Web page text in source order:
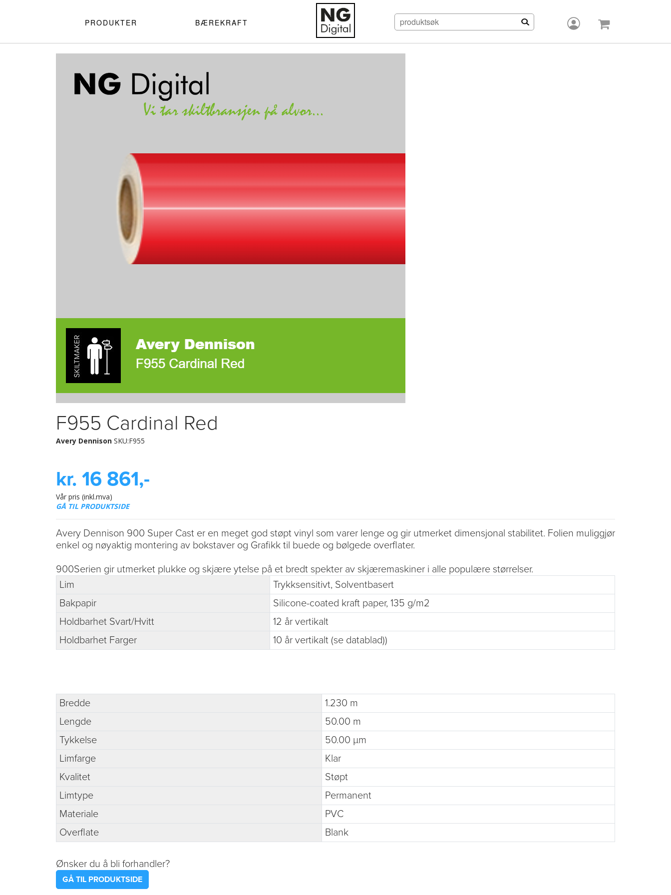
PRODUKTER BÆREKRAFT
F955 Cardinal Red
Avery Dennison SKU:F955
kr. 16 861,-
Vår pris (inkl.mva)
GÅ TIL PRODUKTSIDE
Avery Dennison 900 Super Cast er en meget god støpt vinyl som varer lenge og gir utmerket dimensjonal stabilitet. Folien muliggjør
enkel og nøyaktig montering av bokstaver og Grafikk til buede og bølgede overflater.
900Serien gir utmerket plukke og skjære ytelse på et bredt spekter av skjæremaskiner i alle populære størrelser.
Lim
Trykksensitivt, Solventbasert
Bakpapir
Silicone-coated kraft paper, 135 g/m2
Holdbarhet Svart/Hvitt
12 år vertikalt
Holdbarhet Farger
10 år vertikalt (se datablad))
Bredde
1.230 m
Lengde
50.00 m
Tykkelse
50.00 µm
Limfarge
Klar
Kvalitet
Støpt
Limtype
Permanent
Materiale
PVC
Overflate
Blank
Ønsker du å bli forhandler?
GÅ TIL PRODUKTSIDE